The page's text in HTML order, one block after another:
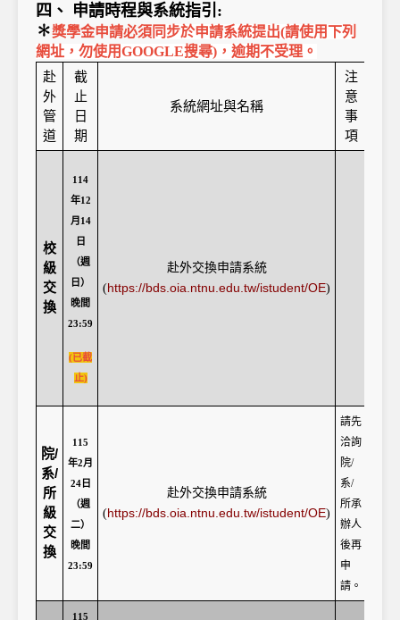
四、 申請時程與系統指引:
✽獎學金申請必須 同步於申請系統提出(請使用下列
網址，勿使用GOOGLE搜尋)，逾期不受理。
赴
外
管
道
截
止
日
期
系統網址與名稱
注
意
事
項
校
級
交
換
114
年12
月14
日
（週
日）
晚間
23:59
(已截
止)
赴外交換申請系統
(https://bds.oia.ntnu.edu.tw/istudent/OE)
院/
系/
所
級
交
換
115
年2月
24日
（週
二）
晚間
23:59
赴外交換申請系統
(https://bds.oia.ntnu.edu.tw/istudent/OE)
請先
洽詢
院/
系/
所承
辦人
後再
申
請。
115